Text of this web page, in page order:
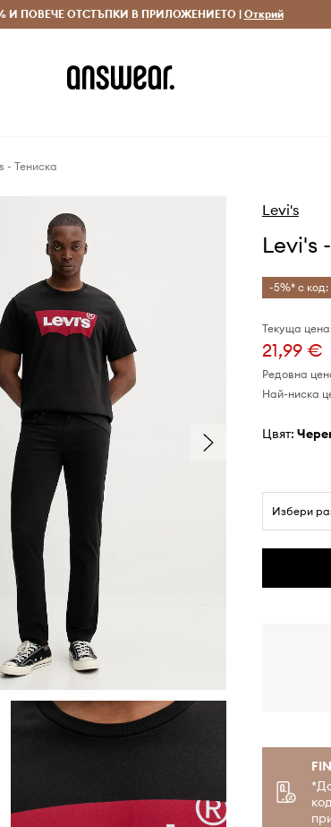
над 70 EUR Доставка 1-5 дни
% И ПОВЕЧЕ ОТСТЪПКИ В ПРИЛОЖЕНИЕТО | Открий
- Тениска
Levi's
Levi's
-5%* с код:
Текуща
21,99 €
Редовна
Най-ниска
Цвят:
Избери